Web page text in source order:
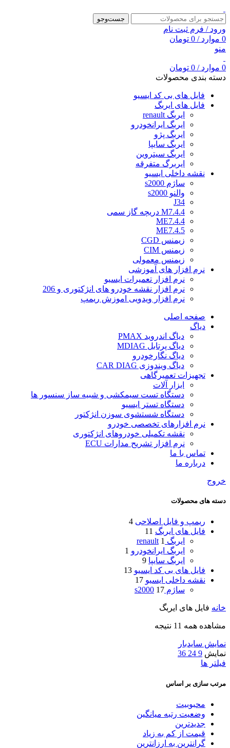
جست‌وجو
ورود / فرم ثبت نام
0 موارد /
0 تومان
منو
0 موارد /
0 تومان
دسته بندی محصولات
فایل های بی کد ایسیو
فایل های ایربگ
ایربگ renault
ایربگ ایرانخودرو
ایربگ پژو
ایربگ سایپا
ایربگ سیتروین
ایربرگ متفرقه
نقشه داخلی ایسیو
ساژم s2000
والنو s2000
J34
M7.4.4 دریچه گاز سمی
ME7.4.4
ME7.4.5
زیمنس CGD
زیمنس CIM
زیمنس معمولی
نرم افزار های آموزشی
نرم افزار تعمیرات ایسیو
نرم افزار نقشه خودرو های انژکتوری و 206
نرم افزار ویدویی اموزش ریمپ
صفحه اصلی
دیاگ
دیاگ اندروید PMAX
دیاگ پرتابل MDIAG
دیاگ نگارخودرو
دیاگ ویندوزی CAR DIAG
تجهیزات تعمیرگاهی
ابزار آلات
دستگاه تست سیمکشی و شبیه ساز سنسور ها
دستگاه تستر ایسیو
دستگاه شستشوی سوزن انژکتور
نرم افزارهای تخصصی خودرو
نقشه تکمیلی خودروهای انژکتوری
نرم افزار تشریح مدارات ECU
تماس با ما
درباره ما
خروج
دسته های محصولات
ریمپ و فایل اصلاحی 4
فایل های ایربگ 11
ایربگ renault 1
ایربگ ایرانخودرو 1
ایربگ سایپا 9
فایل های بی کد ایسیو 13
نقشه داخلی ایسیو 17
ساژم s2000 17
خانه فایل های ایربگ
مشاهده همه 11 نتیجه
نمایش سایدبار
نمایش 9
24
36
فیلتر ها
مرتب سازی بر اساس
محبوبیت
وضعیت رتبه میانگین
جدیدترین
قیمت از کم به زیاد
گرانترین به ارزانترین